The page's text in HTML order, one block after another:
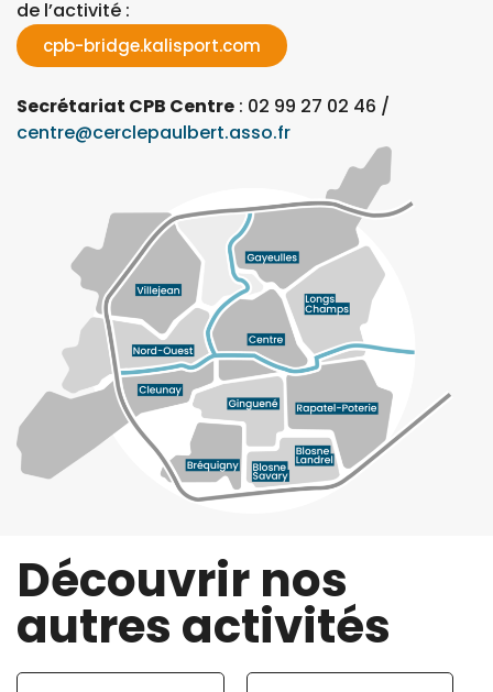
de l’activité :
cpb-bridge.kalisport.com
Secrétariat CPB Centre : 02 99 27 02 46 /
centre@cerclepaulbert.asso.fr
Découvrir nos
autres activités